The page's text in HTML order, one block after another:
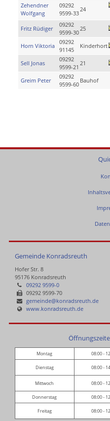
Zehendner
Wolfgang
09292
9599-33
24
Fritz Rüdiger
09292
9599-30
25
Horn Viktoria
09292
91145
Kinderhort
Sell Jonas
09292
9599-21
21
Greim Peter
09292
9599-60
Bauhof
Gemeinde Konradsreuth
Hofer Str. 8
95176 Konradsreuth
09292 9599-0
09292 9599-70
gemeinde@konradsreuth.de
www.konradsreuth.de
Montag 08:00 -
Dienstag 08:00 -
Mittwoch 08:00 -
Donnerstag 08:00 -
Freitag 08:00 -